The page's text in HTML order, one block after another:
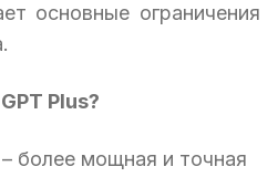
основные ограничения
Plus?
– более мощная и точная